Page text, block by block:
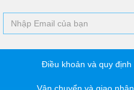
Điều khoản và quy định
Vận chuyển và giao nhận